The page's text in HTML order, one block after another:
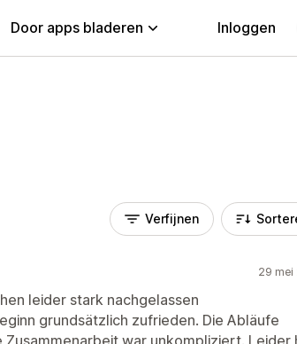
Door apps bladeren Inloggen
Verfijnen
29 mei
leider stark nachgelassen
grundsätzlich zufrieden. Die Abläufe
war unkompliziert. Leider